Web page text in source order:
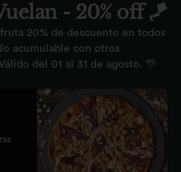
- 20% off 🪁
20% de descuento en todos
acumulable con otros
del 01 al 31 de agosto. 🎊